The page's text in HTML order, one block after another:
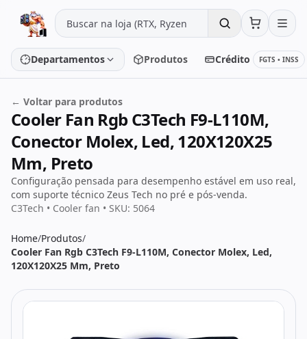
Pular para o conteúdo
Departamentos
Placa de vídeo Processador
Placa-mãe
SSD/HD Periféricos
PC Gamer
Monitores
Produtos Crédito FGTS • INSS
← Voltar para produtos
Cooler Fan Rgb C3Tech F9-L110M,
Conector Molex, Led, 120X120X25
Mm, Preto
Configuração pensada para desempenho estável em uso real,
com suporte técnico Zeus Tech no pré e pós-venda.
C3Tech • Cooler fan • SKU: 5064
Home/Produtos/
Cooler Fan Rgb C3Tech F9-L110M, Conector Molex, Led,
120X120X25 Mm, Preto